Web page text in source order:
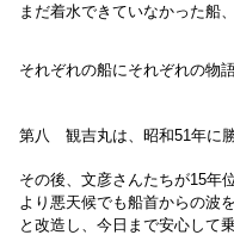
まだ着水できていなかった船
それぞれの船にそれぞれの物
第八 観吉丸は、昭和51年に
その後、文彦さんたちが15年
より悪天候でも船首からの波
と改造し、今日まで安心して